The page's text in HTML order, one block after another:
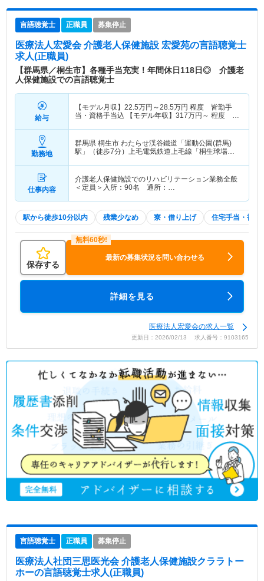
言語聴覚士 正職員 募集停止
医療法人宏愛会 介護老人保健施設 宏愛苑の言語聴覚士
求人(正職員)
【群馬県／桐生市】各種手当充実！年間休日118日◎ 介護老
人保健施設での言語聴覚士
給与
【モデル月収】 22.5万円～28.5万円 程度 皆勤手
当・資格手当込 【モデル年収】 317万円～ 程度 月
勤務地
群馬県 桐生市 わたらせ渓谷鐵道「運動公園(群馬)
駅」（徒歩7分）上毛電気鉄道上毛線「桐生球場前
仕事内容
介護老人保健施設でのリハビリテーション業務全般
＜定員＞入所：90名 通所：…
駅から徒歩10分以内 残業少なめ 寮・借り上げ 住宅手当・補助
保存する
最新の募集状況を問い合わせる
詳細を見る
医療法人宏愛会の求人一覧
更新日：2026/02/13 求人番号：9103165
言語聴覚士 正職員 募集停止
医療法人社団三思医光会 介護老人保健施設クララトー
ホーの言語聴覚士求人(正職員)